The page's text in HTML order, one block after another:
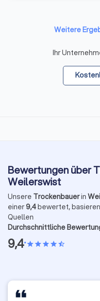
Weitere
Ihr
Bewertungen über
Weilerswist
Unsere Trockenbauerin
einer9,4bewertet,
Quellen
Durchschnittliche
9,4•starstarstarstarstar_half